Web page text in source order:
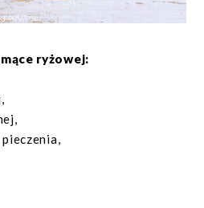
ryżowej: